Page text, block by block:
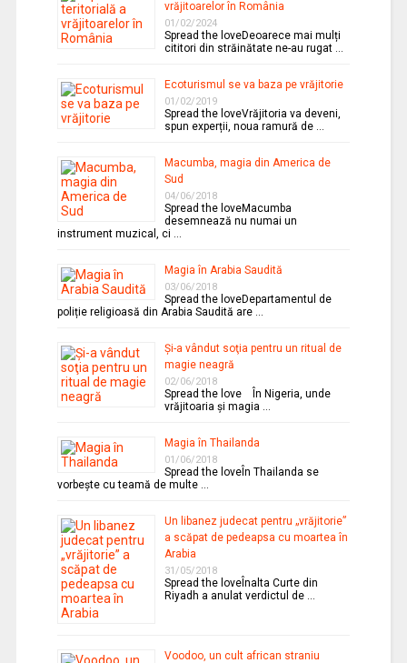
vrăjitoarelor în România
01/02/2024
Spread the loveDeoarece mai mulți
cititori din străinătate ne-au rugat …
Ecoturismul se va baza pe vrăjitorie
01/02/2019
Spread the loveVrăjitoria va deveni,
spun experții, noua ramură de …
Macumba, magia din America de
Sud
04/06/2018
Spread the loveMacumba
desemnează nu numai un
instrument muzical, ci …
Magia în Arabia Saudită
03/06/2018
Spread the loveDepartamentul de
poliție religioasă din Arabia Saudită are …
Şi-a vândut soţia pentru un ritual de
magie neagră
02/06/2018
Spread the love În Nigeria, unde
vrăjitoaria şi magia …
Magia în Thailanda
01/06/2018
Spread the loveÎn Thailanda se
vorbeşte cu teamă de multe …
Un libanez judecat pentru „vrăjitorie”
a scăpat de pedeapsa cu moartea în
Arabia
31/05/2018
Spread the loveÎnalta Curte din
Riyadh a anulat verdictul de …
Voodoo, un cult african straniu